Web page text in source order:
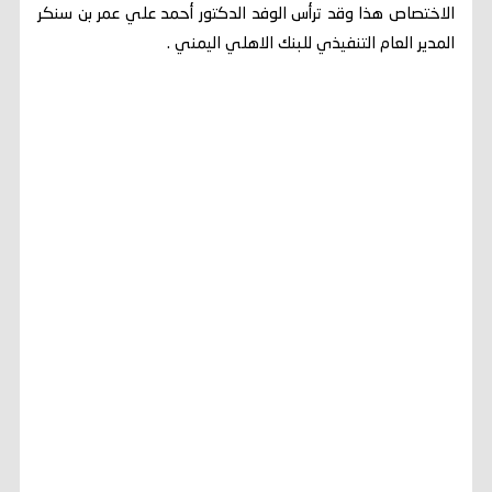
الاختصاص هذا وقد ترأس الوفد الدكتور أحمد علي عمر بن سنكر
المدير العام التنفيذي للبنك الاهلي اليمني .